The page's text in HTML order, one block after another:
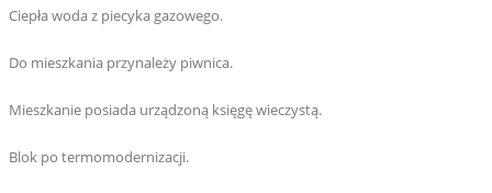
Ciepła woda z piecyka gazowego.
Do mieszkania przynależy piwnica.
Mieszkanie posiada urządzoną księgę wieczystą.
Blok po termomodernizacji.